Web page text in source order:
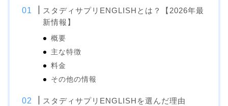
スタディサプリENGLISHとは？【2026年最
新情報】
概要
主な特徴
料金
その他の情報
スタディサプリENGLISHを選んだ理由